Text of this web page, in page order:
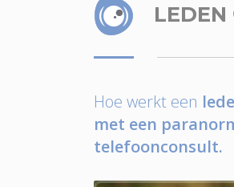
LEDEN
Hoe werkt een
met een
telefoonconsult.